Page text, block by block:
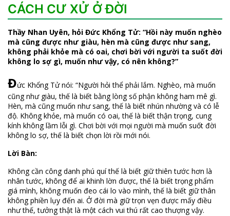
CÁCH CƯ XỬ Ở ĐỜI
Thầy Nhan Uyên, hỏi Đức Khổng Tử: “Hồi này muốn nghèo
mà cũng được như giàu, hèn mà cũng được như sang,
không phải khỏe mà có oai, chơi bời với người ta suốt đời
không lo sợ gì, muốn như vậy, có nên không?”
Đức Khổng Tử nói: “Người hỏi thể phải lắm. Nghèo, mà muốn
cũng như giàu, thế là biết bằng lòng số phận không ham mê gì.
Hèn, mà cũng muốn như sang, thế là biết nhún nhường và có lễ
độ. Không khỏe, mà muốn có oai, thế là biết thận trọng, cung
kính không lầm lỗi gì. Chơi bời với mọi người mà muốn suốt đời
không lo sợ, thế là biết chọn lời rồi mới nói.
Lời Bàn:
Không cần công danh phú quí thế là biết giữ thiên tước hơn là
nhân tước, không để ai khinh lờn được, thế là biết trọng phẩm
giá mình, không muốn đeo cái lo vào mình, thế là biết giữ thân
không phiền lụy đến ai. Ở đời mà giữ trọn vẹn được mấy điều
như thế, tưởng thật là một cách vui thú rất cao thượng vậy.